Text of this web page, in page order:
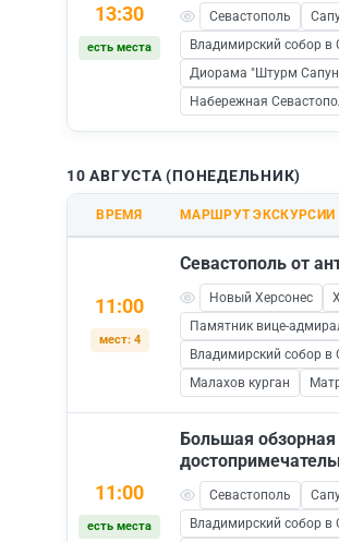
13:30
есть места
Севастополь
Владимирский собор в
Диорама "Штурм
Набережная
10 АВГУСТА (ПОНЕДЕЛЬНИК)
ВРЕМЯ МАРШРУТ ЭКСКУРСИИ
11:00
мест: 4
Севастополь от
Новый Херсонес
Памятник вице-
Владимирский собор в
Малахов курган
11:00
есть места
Большая
Севастополь
Владимирский собор в